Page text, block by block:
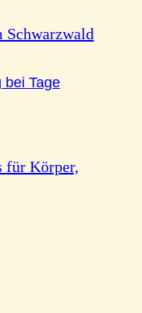
Schwarzwald
für Körper,